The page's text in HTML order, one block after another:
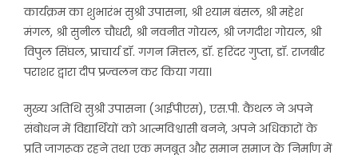
कार्यक्रम का शुभारंभ सुश्री उपासना, श्री श्याम बंसल, श्री महेश
मंगल, श्री सुनील चौधरी, श्री नवनीत गोयल, श्री जगदीश गोयल, श्री
विपुल सिंघल, प्राचार्य डॉ. गगन मित्तल, डॉ. हरिंदर गुप्ता, डॉ. राजबीर
पराशर द्वारा दीप प्रज्वलन कर किया गया।
मुख्य अतिथि सुश्री उपासना (आईपीएस), एस.पी. कैथल ने अपने
संबोधन में विद्यार्थियों को आत्मविश्वासी बनने, अपने अधिकारों के
प्रति जागरूक रहने तथा एक मजबूत और समान समाज के निर्माण में